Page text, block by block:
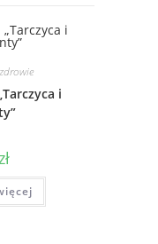
zdrowie
i